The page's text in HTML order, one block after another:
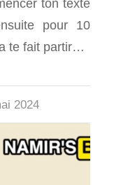
pour 10
te fait partir…
2024